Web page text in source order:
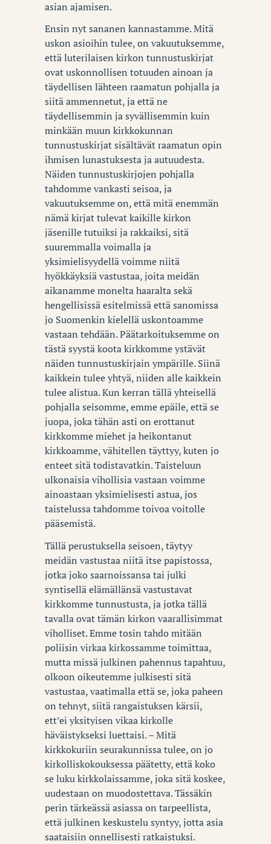
asian ajamisen.
Ensin nyt sananen kannastamme. Mitä
uskon asioihin tulee, on vakuutuksemme,
että luterilaisen kirkon tunnustuskirjat
ovat uskonnollisen totuuden ainoan ja
täydellisen lähteen raamatun pohjalla ja
siitä ammennetut, ja että ne
täydellisemmin ja syvällisemmin kuin
minkään muun kirkkokunnan
tunnustuskirjat sisältävät raamatun opin
ihmisen lunastuksesta ja autuudesta.
Näiden tunnustuskirjojen pohjalla
tahdomme vankasti seisoa, ja
vakuutuksemme on, että mitä enemmän
nämä kirjat tulevat kaikille kirkon
jäsenille tutuiksi ja rakkaiksi, sitä
suuremmalla voimalla ja
yksimielisyydellä voimme niitä
hyökkäyksiä vastustaa, joita meidän
aikanamme monelta haaralta sekä
hengellisissä esitelmissä että sanomissa
jo Suomenkin kielellä uskontoamme
vastaan tehdään. Päätarkoituksemme on
tästä syystä koota kirkkomme ystävät
näiden tunnustuskirjain ympärille. Siinä
kaikkein tulee yhtyä, niiden alle kaikkein
tulee alistua. Kun kerran tällä yhteisellä
pohjalla seisomme, emme epäile, että se
juopa, joka tähän asti on erottanut
kirkkomme miehet ja heikontanut
kirkkoamme, vähitellen täyttyy, kuten jo
enteet sitä todistavatkin. Taisteluun
ulkonaisia vihollisia vastaan voimme
ainoastaan yksimielisesti astua, jos
taistelussa tahdomme toivoa voitolle
pääsemistä.
Tällä perustuksella seisoen, täytyy
meidän vastustaa niitä itse papistossa,
jotka joko saarnoissansa tai julki
syntisellä elämällänsä vastustavat
kirkkomme tunnustusta, ja jotka tällä
tavalla ovat tämän kirkon vaarallisimmat
viholliset. Emme tosin tahdo mitään
poliisin virkaa kirkossamme toimittaa,
mutta missä julkinen pahennus tapahtuu,
olkoon oikeutemme julkisesti sitä
vastustaa, vaatimalla että se, joka paheen
on tehnyt, siitä rangaistuksen kärsii,
ett’ei yksityisen vikaa kirkolle
häväistykseksi luettaisi. – Mitä
kirkkokuriin seurakunnissa tulee, on jo
kirkolliskokouksessa päätetty, että koko
se luku kirkkolaissamme, joka sitä koskee,
uudestaan on muodostettava. Tässäkin
perin tärkeässä asiassa on tarpeellista,
että julkinen keskustelu syntyy, jotta asia
saataisiin onnellisesti ratkaistuksi.